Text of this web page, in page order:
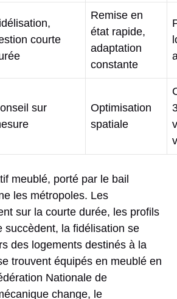
courte
Remise en
état rapide,
adaptation
constante
sur
Optimisation
spatiale
meublé, porté par le bail
les métropoles. Les
sur la courte durée, les profils
succèdent, la fidélisation se
des logements destinés à la
trouvent équipés en meublé en
Nationale de
change, le